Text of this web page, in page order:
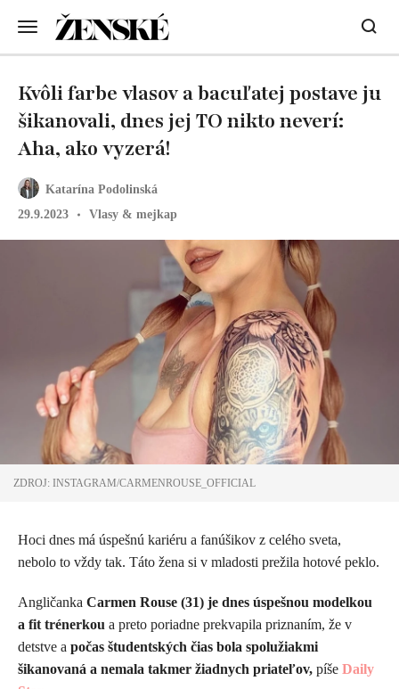
Katarína Podolinská
29.9.2023
Vlasy & mejkap
Kvôli farbe vlasov a bacuľatej postave ju
šikanovali, dnes jej TO nikto neverí:
Aha, ako vyzerá!
ZDROJ: INSTAGRAM/CARMENROUSE_OFFICIAL
Hoci dnes má úspešnú kariéru a fanúšikov z celého sveta,
nebolo to vždy tak. Táto žena si v mladosti prežila hotové peklo.
Angličanka Carmen Rouse (31) je dnes úspešnou modelkou
a fit trénerkou a preto poriadne prekvapila priznaním, že v
detstve a počas študentských čias bola spolužiakmi
šikanovaná a nemala takmer žiadnych priateľov, píše Daily